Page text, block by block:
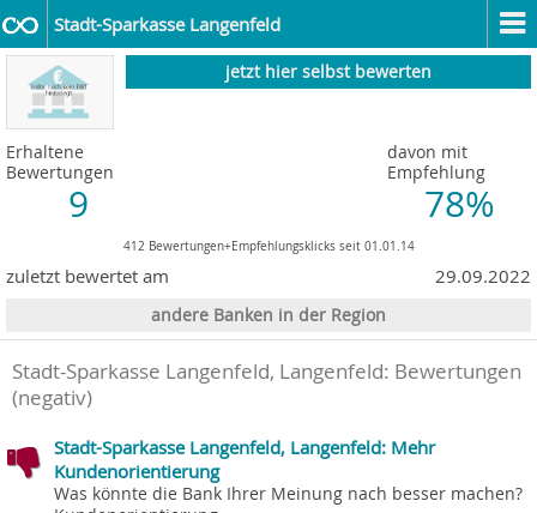
Stadt-Sparkasse Langenfeld
jetzt hier selbst bewerten
Erhaltene
Bewertungen
9
davon mit
Empfehlung
78%
412 Bewertungen+Empfehlungsklicks seit 01.01.14
zuletzt bewertet am 29.09.2022
andere Banken in der Region
Stadt-Sparkasse Langenfeld, Langenfeld: Bewertungen
(negativ)
Stadt-Sparkasse Langenfeld, Langenfeld: Mehr
Kundenorientierung
Was könnte die Bank Ihrer Meinung nach besser machen?